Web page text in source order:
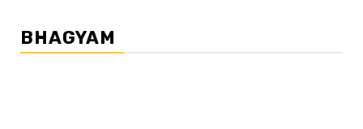
BHAGYAM